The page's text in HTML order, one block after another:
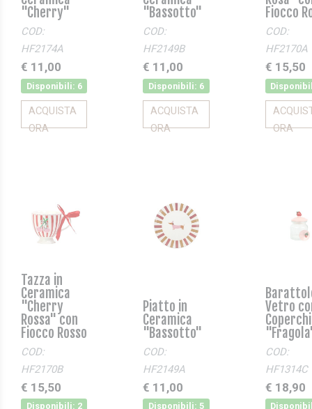
"Cherry"
COD:
HF2174A
€ 11,00
Disponibili: 6
ACQUISTA
ORA
"Bassotto"
COD:
HF2149B
€ 11,00
Disponibili: 6
ACQUISTA
ORA
Fiocco
COD:
HF2170A
€ 15,50
ORA
Tazza in
Ceramica
"Cherry
Rossa" con
Fiocco Rosso
COD:
HF2170B
€ 15,50
Disponibili: 2
Piatto in
Ceramica
"Bassotto"
COD:
HF2149A
€ 11,00
Disponibili: 5
Vetro
COD:
HF1314C
€ 18,90